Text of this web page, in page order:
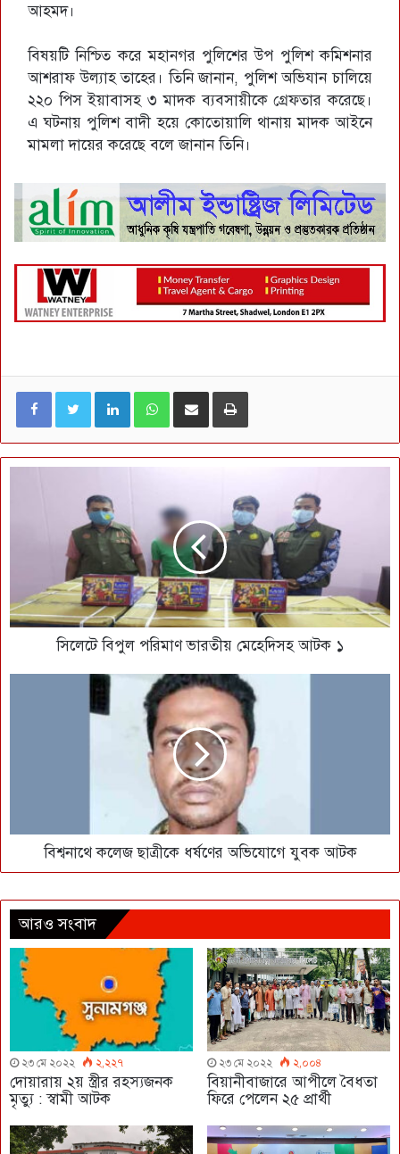
আহমদ।
বিষয়টি নিশ্চিত করে মহানগর পুলিশের উপ পুলিশ কমিশনার
আশরাফ উল্যাহ তাহের। তিনি জানান, পুলিশ অভিযান চালিয়ে
২২০ পিস ইয়াবাসহ ৩ মাদক ব্যবসায়ীকে গ্রেফতার করেছে।
এ ঘটনায় পুলিশ বাদী হয়ে কোতোয়ালি থানায় মাদক আইনে
মামলা দায়ের করেছে বলে জানান তিনি।
LinkedIn WhatsApp ই-মেইলে শেয়ার করুন
সিলেটে বিপুল পরিমাণ ভারতীয় মেহেদিসহ আটক ১
বিশ্বনাথে কলেজ ছাত্রীকে ধর্ষণের অভিযোগে যুবক আটক
আরও সংবাদ
২৩ মে ২০২২ ২,২২৭
দোয়ারায় ২য় স্ত্রীর রহস্যজনক
মৃত্যু : স্বামী আটক
২৩ মে ২০২২ ২,০০৪
বিয়ানীবাজারে আপীলে বৈধতা
ফিরে পেলেন ২৫ প্রার্থী